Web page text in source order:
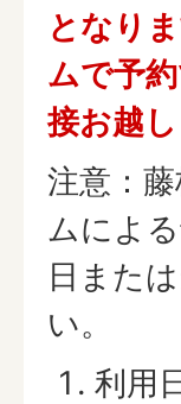
となり
ムで予
接お越し
注意：
ムによ
日また
い。
利用